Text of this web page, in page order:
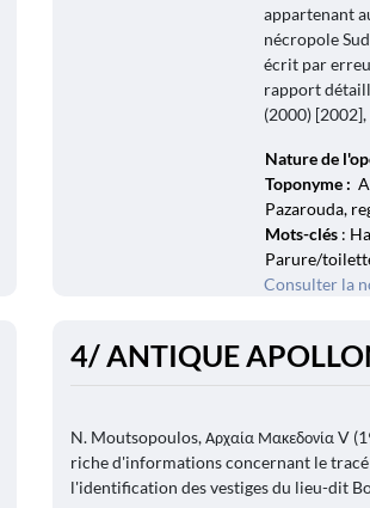
appartenant
nécropole
écrit par
rapport
(2000) [2002],
Nature de
Toponyme :
Pazarouda,
Mots-clés:
Parure/
Consulter la
4/ ANTIQUE
N. Moutsopoulos, Αρχαία Μακεδονία V
riche d'informations concernant le tracé
l'identification des vestiges du lieu-dit